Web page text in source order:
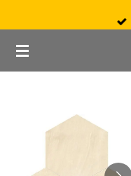
naar
de